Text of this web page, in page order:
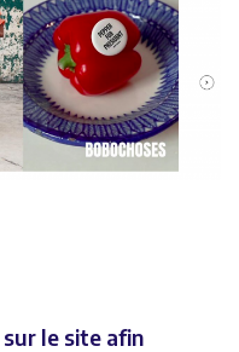
le site afin